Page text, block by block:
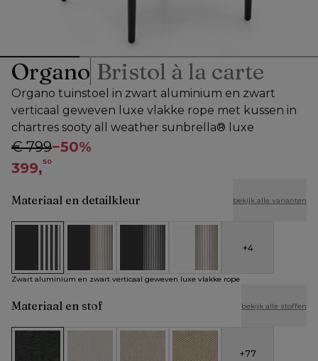
Organo Bristol à la carte
Organo tuinstoel in zwart aluminium en zwart
verticaal geweven luxe vlakke rope met kussen in
chartres sooty all weather sunbrella® luxe
€ 799−50%
399,50
Materiaal en detailkleur bekijk alle varianten
Zwart aluminium en zwart verticaal geweven luxe vlakke
Zwart aluminium en beige verticaal geweven
Zwart aluminium en zwart verticaal
Wit aluminium en beige
+4
Zwart aluminium en zwart verticaal geweven luxe vlakke rope
Materiaal en stof bekijk alle stoffen
+77